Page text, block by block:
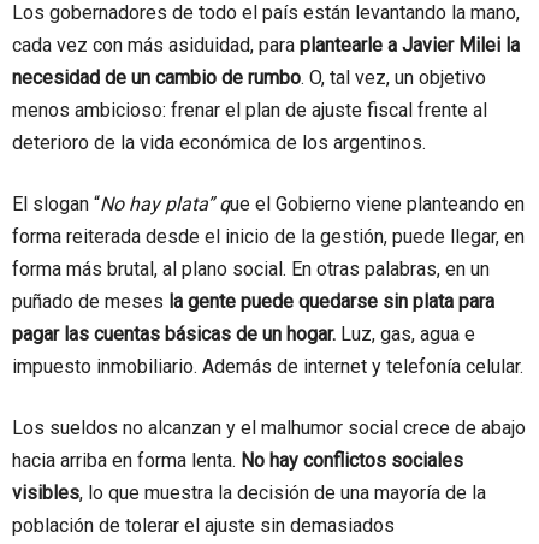
Los gobernadores de todo el país están levantando la mano,
cada vez con más asiduidad, para plantearle a Javier Milei la
necesidad de un cambio de rumbo. O, tal vez, un objetivo
menos ambicioso: frenar el plan de ajuste fiscal frente al
deterioro de la vida económica de los argentinos.
El slogan “No hay plata” que el Gobierno viene planteando en
forma reiterada desde el inicio de la gestión, puede llegar, en
forma más brutal, al plano social. En otras palabras, en un
puñado de meses la gente puede quedarse sin plata para
pagar las cuentas básicas de un hogar. Luz, gas, agua e
impuesto inmobiliario. Además de internet y telefonía celular.
Los sueldos no alcanzan y el malhumor social crece de abajo
hacia arriba en forma lenta. No hay conflictos sociales
visibles, lo que muestra la decisión de una mayoría de la
población de tolerar el ajuste sin demasiados